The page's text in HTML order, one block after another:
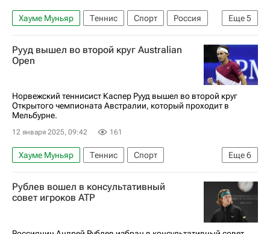
Еще5
Хауме Муньяр Теннис Спорт
Россия
АТР
Майами
Даниил Медведев
Андрей Рублев
Рууд вышел во второй круг Australian
Open
Норвежский теннисист Каспер Рууд вышел во второй круг
Открытого чемпионата Австралии, который проходит в
Мельбурне.
12 января 2025, 09:42 161
Еще6
Хауме Муньяр Теннис
Спорт
Австралия
Мельбурн
Грузия
Каспер Рууд
Николоз Басилашвили
Рублев вошел в консультативный
совет игроков ATP